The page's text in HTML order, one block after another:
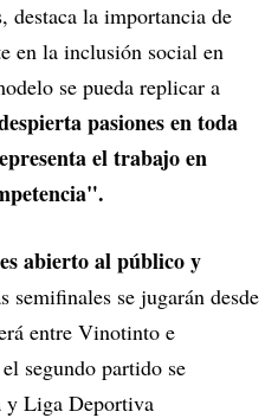
destaca la importancia de
en la inclusión social en
se pueda replicar a
pasiones en toda
el trabajo en
abierto al público y
semifinales se jugarán desde
entre Vinotinto e
segundo partido se
y Liga Deportiva